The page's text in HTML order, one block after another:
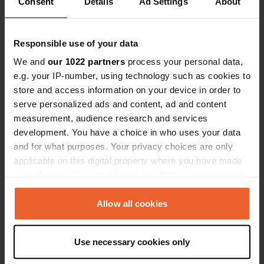
Responsible use of your data
We and our 1022 partners process your personal data,
e.g. your IP-number, using technology such as cookies to
store and access information on your device in order to
serve personalized ads and content, ad and content
measurement, audience research and services
development. You have a choice in who uses your data
and for what purposes. Your privacy choices are only
applicable on this digital property where you have made
any time from the Cookie Declaration or by clicking on
the Privacy trigger icon.
Collect information about your geographical location
which can be accurate to within several meters
Allow all cookies
Use necessary cookies only
emplacement
69042
le prix est maintenant de 250 couronnes